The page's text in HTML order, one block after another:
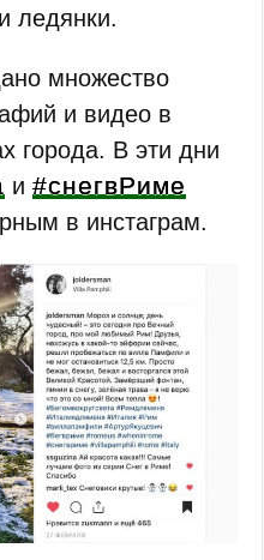
ледянки.
множество
и видео в
города. В эти дни
и#снегвРиме
в инстаграм.